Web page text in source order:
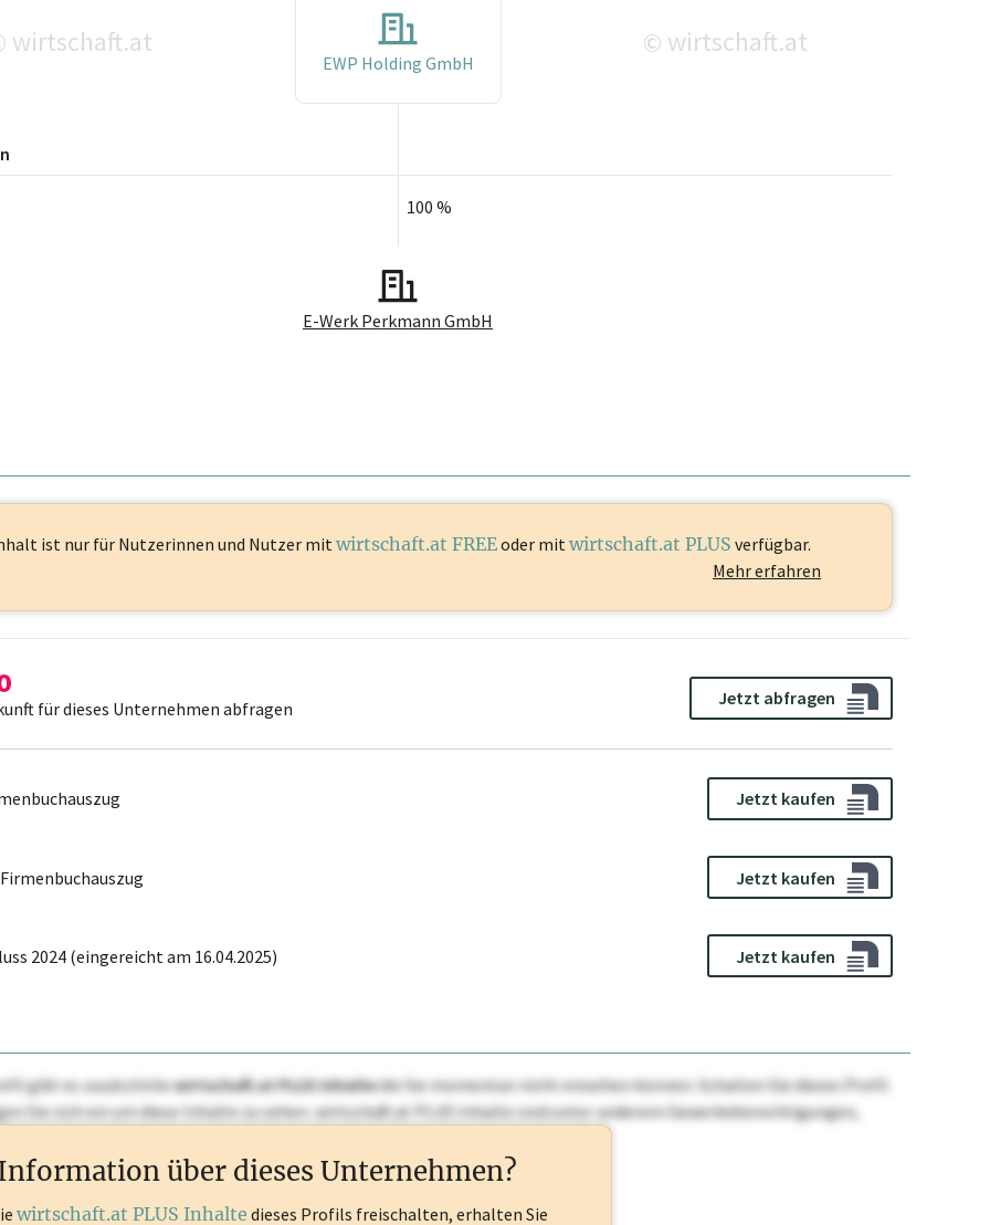
wirtschaft.at
EWP Holding GmbH
© wirtschaft.at
E-Werk Perkmann GmbH
100 %
ist nur für Nutzerinnen und Nutzer mit wirtschaft.at FREEoder mit wirtschaft.at PLUS verfügbar.
Mehr erfahren
für dieses Unternehmen abfragen
Jetzt abfragen
Jetzt kaufen
Jetzt kaufen
2024 (eingereicht am 16.04.2025) Jetzt kaufen
gibt es zusätzlichewirtschaft.at PLUS Inhaltedie Sie momentan nicht einsehen können. Schalten Sie dieses Profil
Sie sich ein um diese Inhalte zu sehen. wirtschaft.at PLUS Inhalte sind unter anderem Gewerbeberechtigungen,
über dieses Unternehmen?
wirtschaft.at PLUS Inhalte dieses Profils freischalten, erhalten Sie